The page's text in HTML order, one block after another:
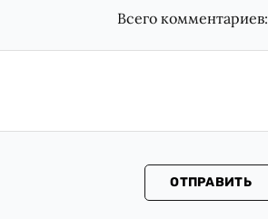
Всего комментариев:
ОТПРАВИТЬ